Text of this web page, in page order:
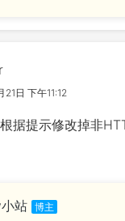
21日 下午11:12
据提示修改掉非
站